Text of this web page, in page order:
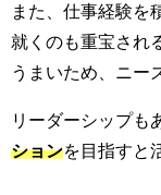
また、仕事経験を
就くのも重宝され
うまいため、ニー
リーダーシップも
ションを目指すと